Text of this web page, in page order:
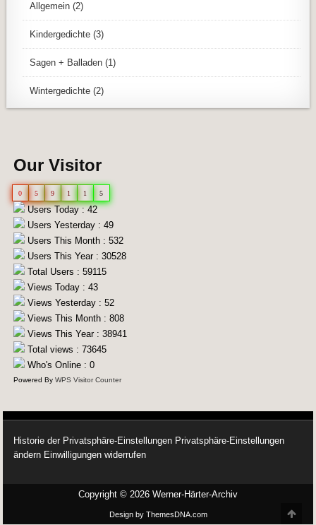
Allgemein (2)
Kindergedichte (3)
Sagen + Balladen (1)
Wintergedichte (2)
Our Visitor
0 5 9 1 1 5
Users Today : 42
Users Yesterday : 49
Users This Month : 532
Users This Year : 30528
Total Users : 59115
Views Today : 43
Views Yesterday : 52
Views This Month : 808
Views This Year : 38941
Total views : 73645
Who's Online : 0
Powered ByWPS Visitor Counter
Historie der Privatsphäre-Einstellungen Privatsphäre-Einstellungen
ändern Einwilligungen widerrufen
Copyright © 2026 Werner-Härter-Archiv
Design by ThemesDNA.com